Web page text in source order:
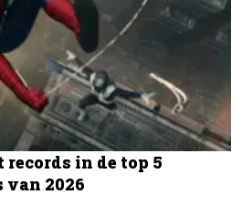
in de top 5
2026